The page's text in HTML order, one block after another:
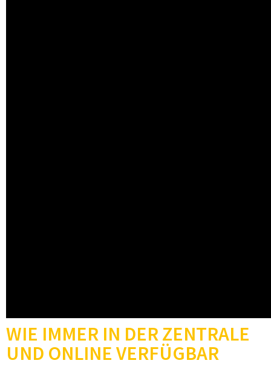
WIE IMMER IN DER ZENTRALE
UND ONLINE VERFÜGBAR